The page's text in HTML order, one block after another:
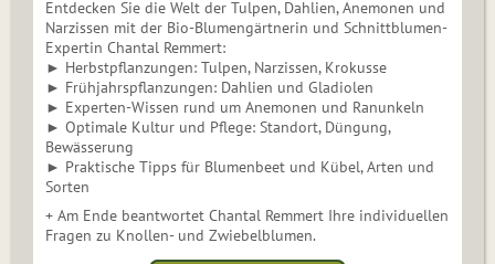
Entdecken Sie die Welt der Tulpen, Dahlien, Anemonen und
Narzissen mit der Bio-Blumengärtnerin und Schnittblumen-
Expertin Chantal Remmert:
► Herbstpflanzungen: Tulpen, Narzissen, Krokusse
► Frühjahrspflanzungen: Dahlien und Gladiolen
► Experten-Wissen rund um Anemonen und Ranunkeln
► Optimale Kultur und Pflege: Standort, Düngung,
Bewässerung
► Praktische Tipps für Blumenbeet und Kübel, Arten und
Sorten
+ Am Ende beantwortet Chantal Remmert Ihre individuellen
Fragen zu Knollen- und Zwiebelblumen.